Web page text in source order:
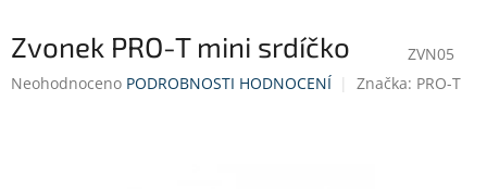
Zvonek PRO-T mini srdíčko
ZVN05
Průměrné
Neohodnoceno PODROBNOSTI HODNOCENÍ Značka: PRO-T